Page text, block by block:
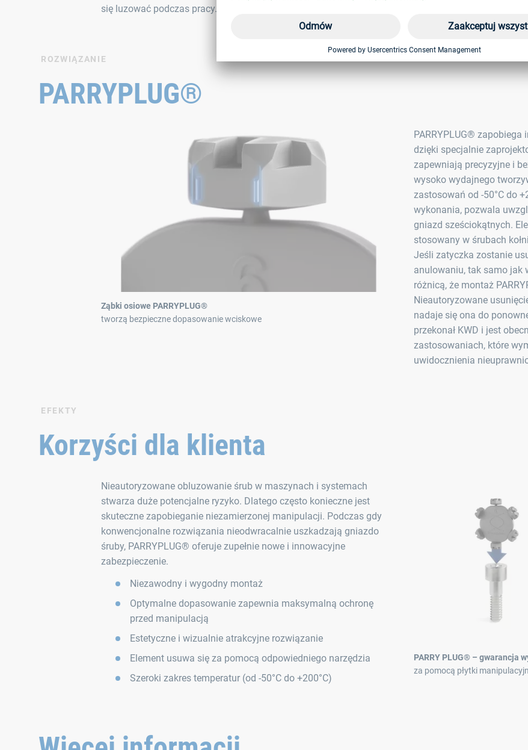
się luzować podczas pracy.
ROZWIĄZANIE
PARRYPLUG®
PARRYPLUG® zapobiega
dzięki specjalnie
zapewniają precyzyjne i
wysoko wydajnego
zastosowań od -50°C do
wykonania, pozwala
gniazd sześciokątnych.
stosowany w śrubach
Jeśli zatyczka zostanie
anulowaniu, tak samo jak
różnicą, że montaż
Nieautoryzowane
nadaje się ona do
przekonał KWD i jest
zastosowaniach, które
uwidocznienia
Ząbki osiowe PARRYPLUG®
tworzą bezpieczne dopasowanie wciskowe
EFEKTY
Korzyści dla klienta
Nieautoryzowane obluzowanie śrub w maszynach i systemach
stwarza duże potencjalne ryzyko. Dlatego często konieczne jest
skuteczne zapobieganie niezamierzonej manipulacji. Podczas gdy
konwencjonalne rozwiązania nieodwracalnie uszkadzają gniazdo
śruby, PARRYPLUG® oferuje zupełnie nowe i innowacyjne
zabezpieczenie.
Niezawodny i wygodny montaż
Optymalne dopasowanie zapewnia maksymalną ochronę
przed manipulacją
Estetyczne i wizualnie atrakcyjne rozwiązanie
Element usuwa się za pomocą odpowiedniego narzędzia
Szeroki zakres temperatur (od ‑50°C do +200°C)
PARRY PLUG® – gwarancja
za pomocą płytki